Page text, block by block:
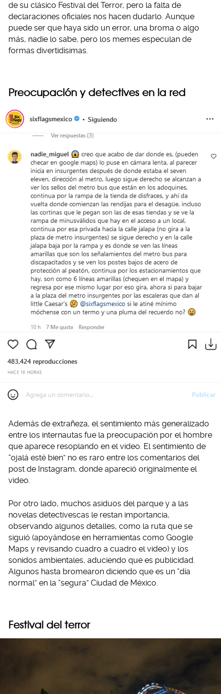
de su clásico Festival del Terror, pero la falta de
declaraciones oficiales nos hacen dudarlo. Aunque
puede ser que haya sido un error, una broma o algo
más, nadie lo sabe, pero los memes especulan de
formas divertidísimas.
Preocupación y detectives en la red
Además de extrañeza, el sentimiento más generalizado
entre los internautas fue la preocupación por el hombre
que aparece resoplando en el video. El sentimiento de
“ojalá esté bien” no es raro entre los comentarios del
post de Instagram, donde apareció originalmente el
video.
Por otro lado, muchos asiduos del parque y a las
novelas detectivescas le restan importancia,
observando algunos detalles, como la ruta que se
siguió (apoyándose en herramientas como Google
Maps y revisando cuadro a cuadro el video) y los
sonidos ambientales, aduciendo que es publicidad.
Algunos hasta bromearon diciendo que es un “día
normal” en la “segura” Ciudad de México.
Festival del terror